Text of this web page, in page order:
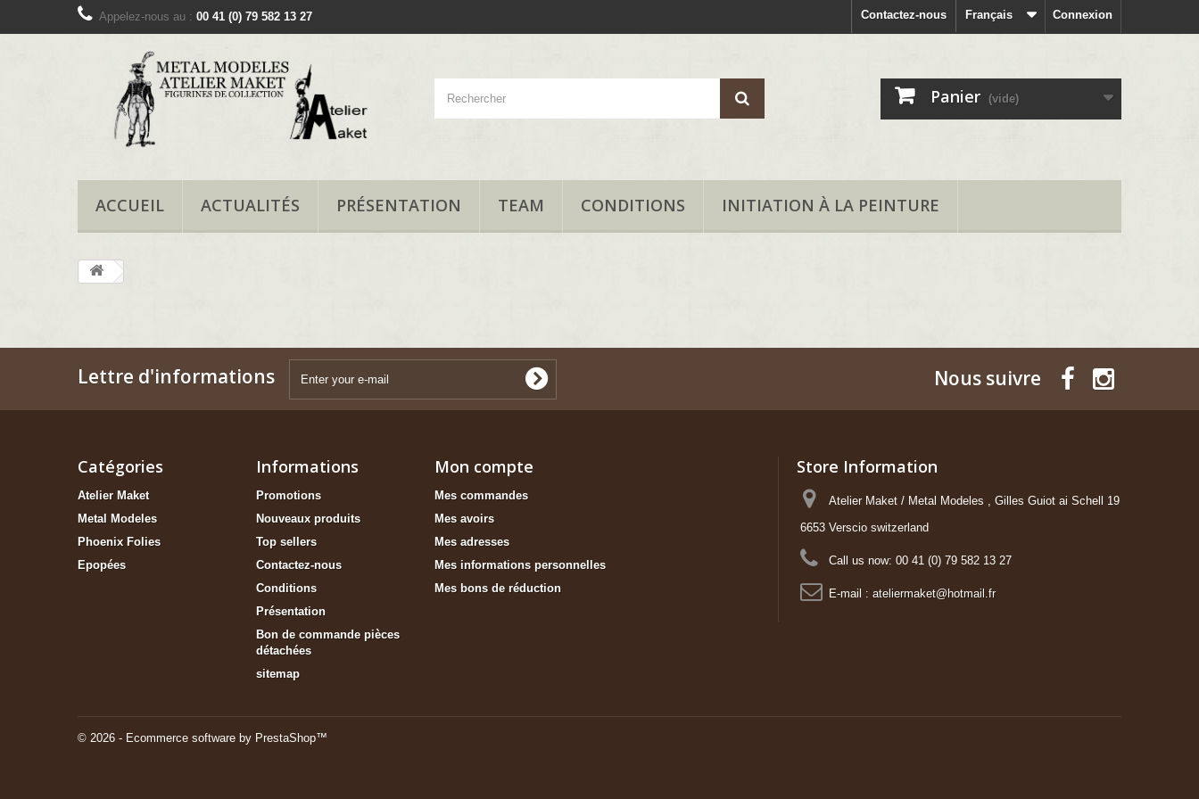
Connexion
Français
Contactez-nous
Appelez-nous au : 00 41 (0) 79 582 13 27
Panier (vide)
ACCUEIL ACTUALITÉS PRÉSENTATION TEAM CONDITIONS INITIATION À LA PEINTURE
Lettre d'informations Nous suivre
Catégories
Atelier Maket
Metal Modeles
Phoenix Folies
Epopées
Informations
Promotions
Nouveaux produits
Top sellers
Contactez-nous
Conditions
Présentation
Bon de commande pièces
détachées
sitemap
© 2026 - Ecommerce software by PrestaShop™
Mon compte
Mes commandes
Mes avoirs
Mes adresses
Mes informations personnelles
Mes bons de réduction
Store Information
Atelier Maket / Metal Modeles , Gilles Guiot ai Schell 19
6653 Verscio switzerland
Call us now: 00 41 (0) 79 582 13 27
E-mail : ateliermaket@hotmail.fr